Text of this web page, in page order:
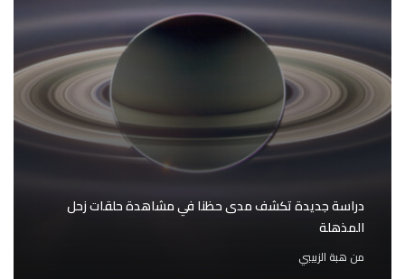
دراسة جديدة تكشف مدى حظنا في مشاهدة حلقات زحل
المذهلة
من هبة الزبيبي